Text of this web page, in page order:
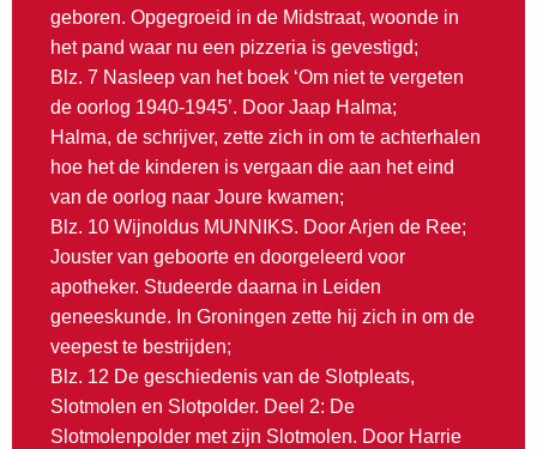
geboren. Opgegroeid in de Midstraat, woonde in
het pand waar nu een pizzeria is gevestigd;
Blz. 7 Nasleep van het boek ‘Om niet te vergeten
de oorlog 1940-1945’. Door Jaap Halma;
Halma, de schrijver, zette zich in om te achterhalen
hoe het de kinderen is vergaan die aan het eind
van de oorlog naar Joure kwamen;
Blz. 10 Wijnoldus MUNNIKS. Door Arjen de Ree;
Jouster van geboorte en doorgeleerd voor
apotheker. Studeerde daarna in Leiden
geneeskunde. In Groningen zette hij zich in om de
veepest te bestrijden;
Blz. 12 De geschiedenis van de Slotpleats,
Slotmolen en Slotpolder. Deel 2: De
Slotmolenpolder met zijn Slotmolen. Door Harrie